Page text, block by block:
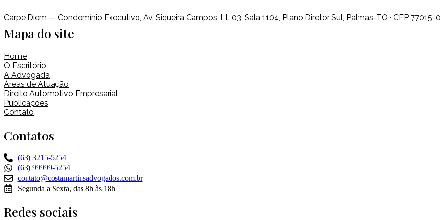
Carpe Diem — Condomínio Executivo, Av. Siqueira Campos, Lt. 03, Sala 1104, Plano Diretor Sul, Palmas-TO · CEP 77015-
Mapa do site
Home
O Escritório
A Advogada
Áreas de Atuação
Direito Automotivo Empresarial
Publicações
Contato
Contatos
(63) 3215-5254
(63) 99999-5254
contato@costamartinsadvogados.com.br
Segunda a Sexta, das 8h às 18h
Redes sociais